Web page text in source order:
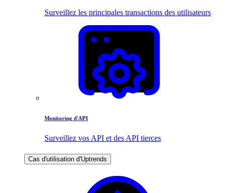
Surveillez les principales transactions des utilisateurs
Monitoring d'API
Surveillez vos API et des API tierces
Cas d'utilisation d'Uptrends